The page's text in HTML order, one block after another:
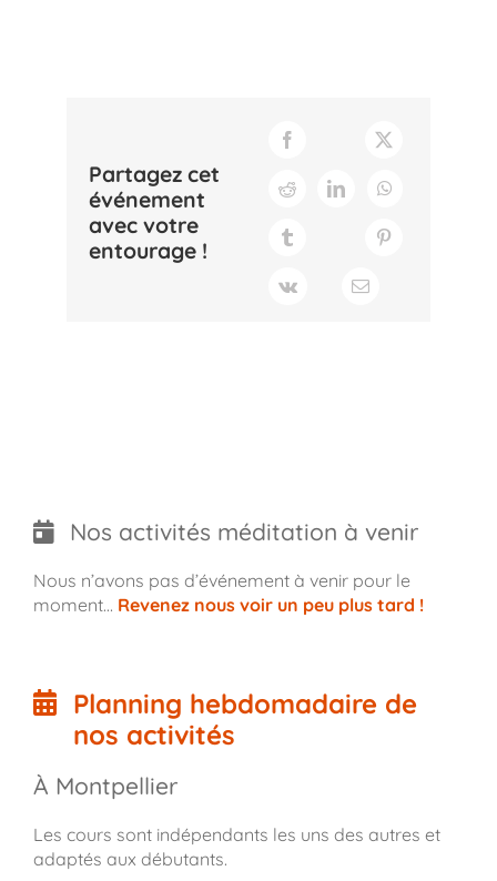
Partagez cet
événement
avec votre
entourage !
Nos activités méditation à venir
Nous n’avons pas d’événement à venir pour le
moment… Revenez nous voir un peu plus tard !
Planning hebdomadaire de
nos activités
À Montpellier
Les cours sont indépendants les uns des autres et
adaptés aux débutants.